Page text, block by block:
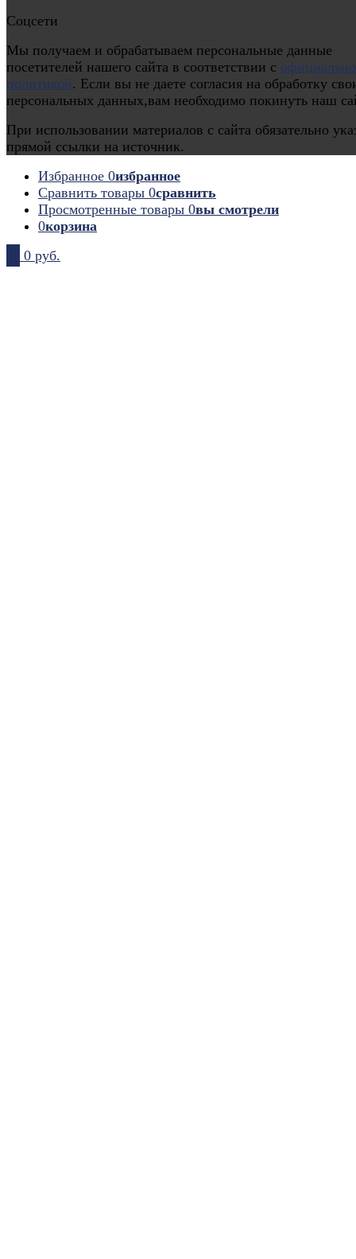
Соцсети
Мы получаем и обрабатываем персональные данные
посетителей нашего сайта в соответствии с
политикой. Если вы не даете согласия на обработку
персональных данных,вам необходимо покинуть наш
При использовании материалов с сайта обязательно
прямой ссылки на источник.
Избранное 0избранное
Сравнить товары 0сравнить
Просмотренные товары 0вы смотрели
0корзина
0 руб.